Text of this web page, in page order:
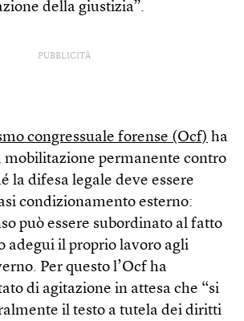
della giustizia”.
PUBBLICITÀ
congressuale forense (Ocf) ha
mobilitazione permanente contro
la difesa legale deve essere
condizionamento esterno:
può essere subordinato al fatto
adegui il proprio lavoro agli
Per questo l’Ocf ha
di agitazione in attesa che “si
il testo a tutela dei diritti